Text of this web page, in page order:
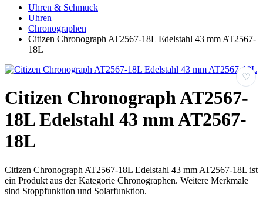
Uhren & Schmuck
Uhren
Chronographen
Citizen Chronograph AT2567-18L Edelstahl 43 mm AT2567-
18L
♡
Citizen Chronograph AT2567-
18L Edelstahl 43 mm AT2567-
18L
Citizen Chronograph AT2567-18L Edelstahl 43 mm AT2567-18L ist
ein Produkt aus der Kategorie Chronographen. Weitere Merkmale
sind Stoppfunktion und Solarfunktion.